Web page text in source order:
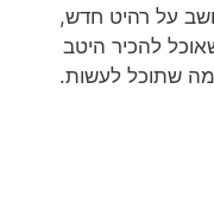
על רהיט חדש,
להכיר היטב
שתוכל לעשות.